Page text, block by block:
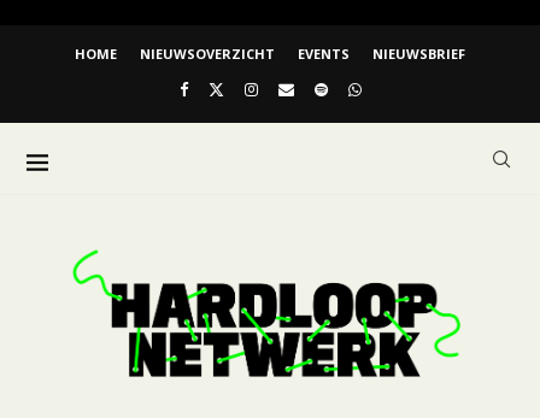
HOME NIEUWSOVERZICHT EVENTS NIEUWSBRIEF